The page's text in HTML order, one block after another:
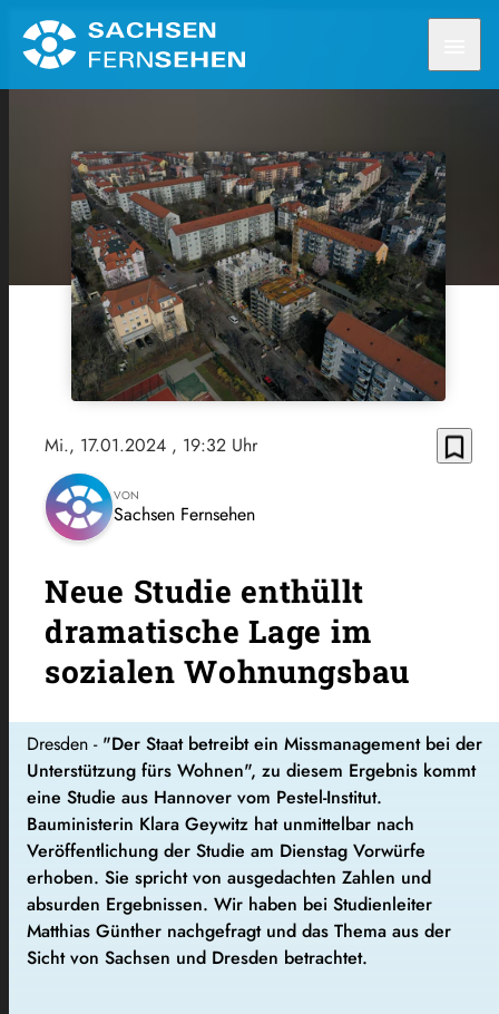
Mi., 17.01.2024 , 19:32 Uhr bookmark_border
VON
Sachsen Fernsehen
Neue Studie enthüllt
dramatische Lage im
sozialen Wohnungsbau
Dresden - "Der Staat betreibt ein Missmanagement bei der
Unterstützung fürs Wohnen", zu diesem Ergebnis kommt
eine Studie aus Hannover vom Pestel-Institut.
Bauministerin Klara Geywitz hat unmittelbar nach
Veröffentlichung der Studie am Dienstag Vorwürfe
erhoben. Sie spricht von ausgedachten Zahlen und
absurden Ergebnissen. Wir haben bei Studienleiter
Matthias Günther nachgefragt und das Thema aus der
Sicht von Sachsen und Dresden betrachtet.